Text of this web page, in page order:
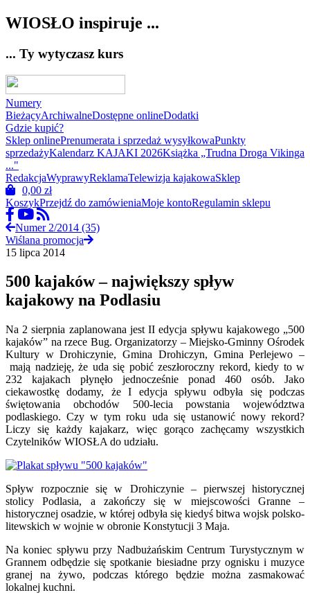
WIOSŁO inspiruje ...
... Ty wytyczasz kurs
Numery
BieżącyArchiwalneDostępne onlineDodatki
Gdzie kupić?
Sklep onlinePrenumerata i sprzedaż wysyłkowaPunkty
sprzedażyKalendarz KAJAKI 2026Książka „Trudna Droga Vikinga
..."
RedakcjaWyprawyReklamaTelewizja kajakowaSklep
0,00 zł
KoszykPrzejdź do zamówieniaMoje kontoRegulamin sklepu
Numer 2/2014 (35)
Wiślana promocja
15 lipca 2014
500 kajaków – największy spływ
kajakowy na Podlasiu
Na 2 sierpnia zaplanowana jest II edycja spływu kajakowego „500
kajaków” na rzece Bug. Organizatorzy – Miejsko-Gminny Ośrodek
Kultury w Drohiczynie, Gmina Drohiczyn, Gmina Perlejewo –
mają nadzieję, że uda się pobić zeszłoroczny rekord, kiedy to w
232 kajakach płynęło jednocześnie ponad 460 osób. Jako
ciekawostkę dodamy, że I edycja spływu odbyła się podczas
świętowania obchodów 500-lecia powstania województwa
podlaskiego. Czy w tym roku uda się ustanowić nowy rekord?
Liczy się każdy kajakarz, więc gorąco zachęcamy wszystkich
Czytelników WIOSŁA do udziału.
Spływ rozpocznie się w Drohiczynie – pierwszej historycznej
stolicy Podlasia, a zakończy się w miejscowości Granne –
historycznej osadzie, w której odbyła się kiedyś bitwa wojsk polsko-
litewskich w wojnie w obronie Konstytucji 3 Maja.
Na koniec spływu przy Nadbużańskim Centrum Turystycznym w
Grannem odbędzie się spotkanie biesiadne przy ognisku i muzyce
granej na żywo, podczas którego będzie można zasmakować
lokalnej kuchni.